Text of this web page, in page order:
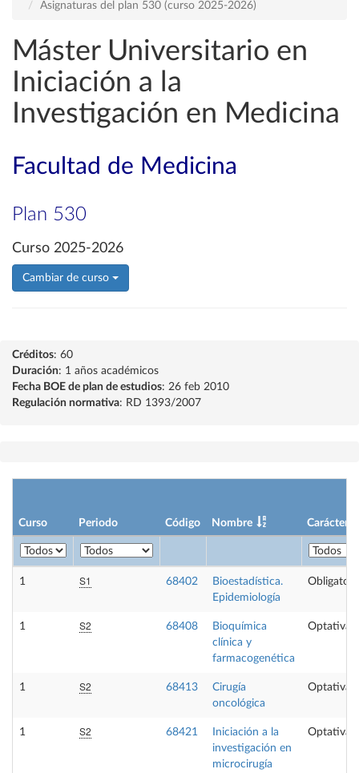
Asignaturas del plan 530 (curso 2025-2026)
Máster Universitario en
Iniciación a la
Investigación en Medicina
Facultad de Medicina
Plan 530
Curso 2025-2026
Cambiar de curso
Créditos: 60
Duración: 1 años académicos
Fecha BOE de plan de estudios: 26 feb 2010
Regulación normativa: RD 1393/2007
Curso Periodo Código Nombre Carácter
1 S1 68402
Bioestadística.
Epidemiología
1 S2 68408
Bioquímica
clínica y
farmacogenética
Optativa
1 S2 68413
Cirugía
oncológica
Optativa
1 S2 68421
Iniciación a la
investigación en
microcirugía
Optativa